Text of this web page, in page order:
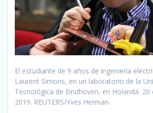
El estudiante de 9 años de ingeniería
Laurent Simons, en un laboratorio de la
Tecnológica de Eindhoven, en Holanda.
2019. REUTERS/Yves Herman.